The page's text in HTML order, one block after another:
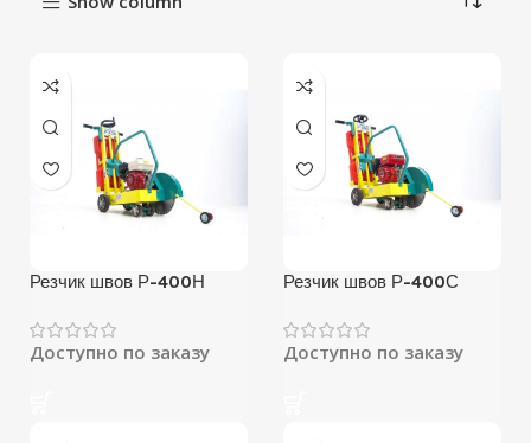
Резчик швов Р-400Н
Доступно по заказу
Резчик швов Р-400С
Доступно по заказу